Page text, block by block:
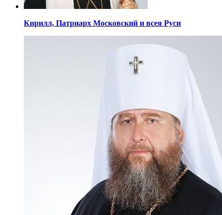
Кирилл, Патриарх Московский и всея Руси